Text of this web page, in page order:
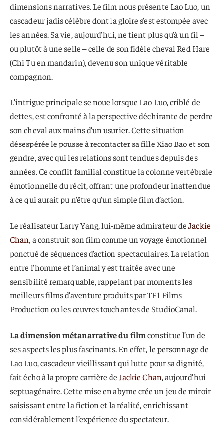
dimensions narratives. Le film nous présente Lao Luo, un
cascadeur jadis célèbre dont la gloire s’est estompée avec
les années. Sa vie, aujourd’hui, ne tient plus qu’à un fil –
ou plutôt à une selle – celle de son fidèle cheval Red Hare
(Chi Tu en mandarin), devenu son unique véritable
compagnon.
L’intrigue principale se noue lorsque Lao Luo, criblé de
dettes, est confronté à la perspective déchirante de perdre
son cheval aux mains d’un usurier. Cette situation
désespérée le pousse à recontacter sa fille Xiao Bao et son
gendre, avec qui les relations sont tendues depuis des
années. Ce conflit familial constitue la colonne vertébrale
émotionnelle du récit, offrant une profondeur inattendue
à ce qui aurait pu n’être qu’un simple film d’action.
Le réalisateur Larry Yang, lui-même admirateur deJackie
Chan, a construit son film comme un voyage émotionnel
ponctué de séquences d’action spectaculaires. La relation
entre l’homme et l’animal y est traitée avec une
sensibilité remarquable, rappelant par moments les
meilleurs films d’aventure produits par TF1 Films
Production ou les œuvres touchantes de StudioCanal.
La dimension métanarrative du filmconstitue l’un de
ses aspects les plus fascinants. En effet, le personnage de
Lao Luo, cascadeur vieillissant qui lutte pour sa dignité,
fait écho à la propre carrière deJackie Chan, aujourd’hui
septuagénaire. Cette mise en abyme crée un jeu de miroir
saisissant entre la fiction et la réalité, enrichissant
considérablement l’expérience du spectateur.